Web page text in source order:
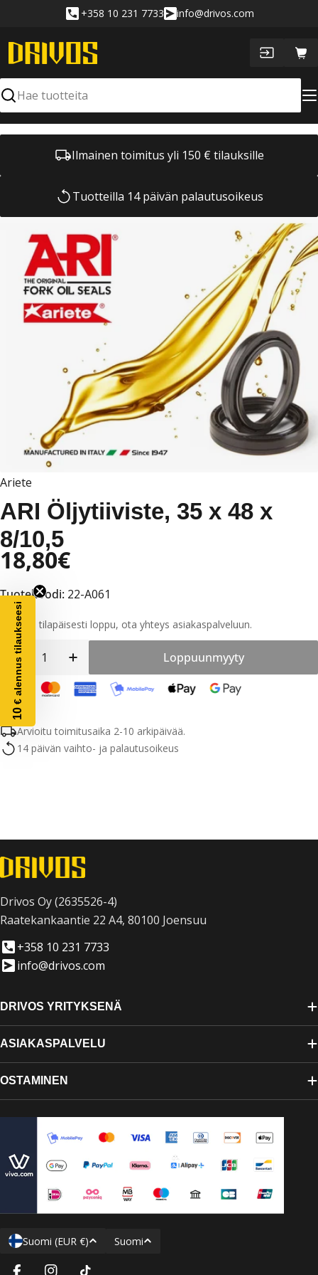
+358 10 231 7733 info@drivos.com
Hae
Ilmainen toimitus yli 150 € tilauksille
Tuotteilla 14 päivän palautusoikeus
media 0 ponnahdusikkunassa
Ariete
ARI Öljytiiviste, 35 x 48 x
8/10,5
Normaalihinta
18,80€
Tuotekoodi: 22-A061
Tuote tilapäisesti loppu, ota yhteys asiakaspalveluun.
Määrä
Vähennä määrää tuotteelle ARI Öljytiiviste, 35
Lisää määrää tuotteelle ARI
Loppuunmyyty
Arvioitu toimitusaika 2-10 arkipäivää.
14 päivän vaihto- ja palautusoikeus
Drivos Oy (2635526-4)
Raatekankaantie 22 A4, 80100 Joensuu
+358 10 231 7733
info@drivos.com
DRIVOS YRITYKSENÄ
ASIAKASPALVELU
OSTAMINEN
M
Suomi (EUR €)
K
Suomi
10
€ alennus tilaukseesi